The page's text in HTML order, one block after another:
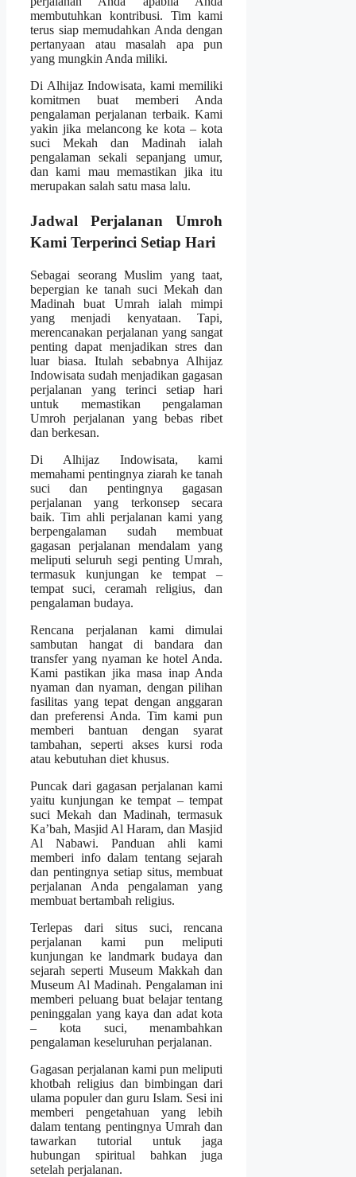
membutuhkan kontribusi. Tim kami
terus siap memudahkan Anda dengan
pertanyaan atau masalah apa pun
yang mungkin Anda miliki.
Di Alhijaz Indowisata, kami memiliki
komitmen buat memberi Anda
pengalaman perjalanan terbaik. Kami
yakin jika melancong ke kota – kota
suci Mekah dan Madinah ialah
pengalaman sekali sepanjang umur,
dan kami mau memastikan jika itu
merupakan salah satu masa lalu.
Jadwal Perjalanan Umroh
Kami Terperinci Setiap Hari
Sebagai seorang Muslim yang taat,
bepergian ke tanah suci Mekah dan
Madinah buat Umrah ialah mimpi
yang menjadi kenyataan. Tapi,
merencanakan perjalanan yang sangat
penting dapat menjadikan stres dan
luar biasa. Itulah sebabnya Alhijaz
Indowisata sudah menjadikan gagasan
perjalanan yang terinci setiap hari
untuk memastikan pengalaman
Umroh perjalanan yang bebas ribet
dan berkesan.
Di Alhijaz Indowisata, kami
memahami pentingnya ziarah ke tanah
suci dan pentingnya gagasan
perjalanan yang terkonsep secara
baik. Tim ahli perjalanan kami yang
berpengalaman sudah membuat
gagasan perjalanan mendalam yang
meliputi seluruh segi penting Umrah,
termasuk kunjungan ke tempat –
tempat suci, ceramah religius, dan
pengalaman budaya.
Rencana perjalanan kami dimulai
sambutan hangat di bandara dan
transfer yang nyaman ke hotel Anda.
Kami pastikan jika masa inap Anda
nyaman dan nyaman, dengan pilihan
fasilitas yang tepat dengan anggaran
dan preferensi Anda. Tim kami pun
memberi bantuan dengan syarat
tambahan, seperti akses kursi roda
atau kebutuhan diet khusus.
Puncak dari gagasan perjalanan kami
yaitu kunjungan ke tempat – tempat
suci Mekah dan Madinah, termasuk
Ka’bah, Masjid Al Haram, dan Masjid
Al Nabawi. Panduan ahli kami
memberi info dalam tentang sejarah
dan pentingnya setiap situs, membuat
perjalanan Anda pengalaman yang
membuat bertambah religius.
Terlepas dari situs suci, rencana
perjalanan kami pun meliputi
kunjungan ke landmark budaya dan
sejarah seperti Museum Makkah dan
Museum Al Madinah. Pengalaman ini
memberi peluang buat belajar tentang
peninggalan yang kaya dan adat kota
– kota suci, menambahkan
pengalaman keseluruhan perjalanan.
Gagasan perjalanan kami pun meliputi
khotbah religius dan bimbingan dari
ulama populer dan guru Islam. Sesi ini
memberi pengetahuan yang lebih
dalam tentang pentingnya Umrah dan
tawarkan tutorial untuk jaga
hubungan spiritual bahkan juga
setelah perjalanan.